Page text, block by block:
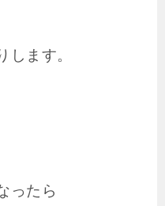
します。
ったら